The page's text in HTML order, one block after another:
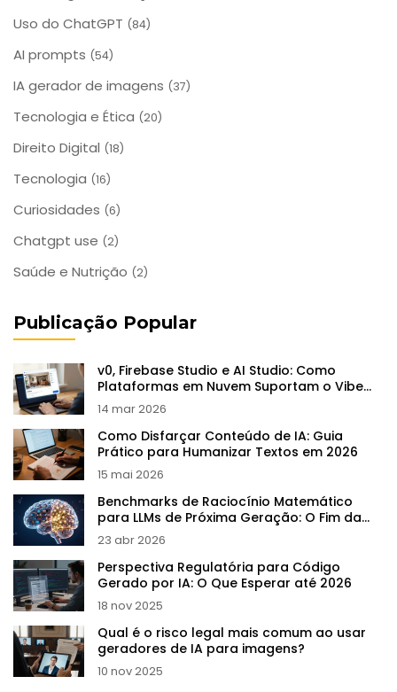
Uso do ChatGPT (84)
AI prompts (54)
IA gerador de imagens (37)
Tecnologia e Ética (20)
Direito Digital (18)
Tecnologia (16)
Curiosidades (6)
Chatgpt use (2)
Saúde e Nutrição (2)
Publicação Popular
v0, Firebase Studio e AI Studio: Como
Plataformas em Nuvem Suportam o Vibe
Coding
14 mar 2026
Como Disfarçar Conteúdo de IA: Guia
Prático para Humanizar Textos em 2026
15 mai 2026
Benchmarks de Raciocínio Matemático
para LLMs de Próxima Geração: O Fim da
Memorização?
23 abr 2026
Perspectiva Regulatória para Código
Gerado por IA: O Que Esperar até 2026
18 nov 2025
Qual é o risco legal mais comum ao usar
geradores de IA para imagens?
10 nov 2025